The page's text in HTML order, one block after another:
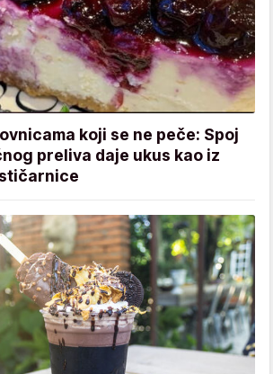
koji se ne peče: Spoj
preliva daje ukus kao iz